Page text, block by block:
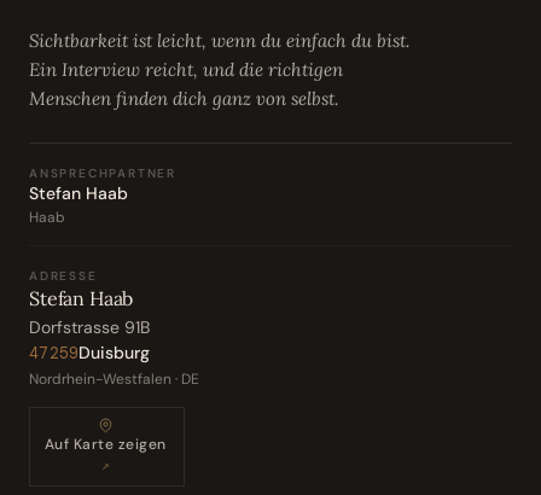
Sichtbarkeit ist leicht, wenn du einfach du bist.
Ein Interview reicht, und die richtigen
Menschen finden dich ganz von selbst.
ANSPRECHPARTNER
Stefan Haab
Haab
ADRESSE
Stefan Haab
Dorfstrasse 91B
47259Duisburg
Nordrhein-Westfalen · DE
Auf Karte zeigen
↗